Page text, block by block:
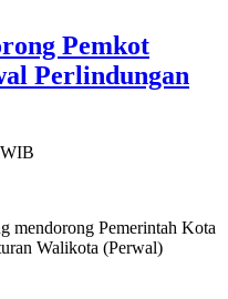
Pemkot
Perlindungan
mendorong Pemerintah Kota
Walikota (Perwal)